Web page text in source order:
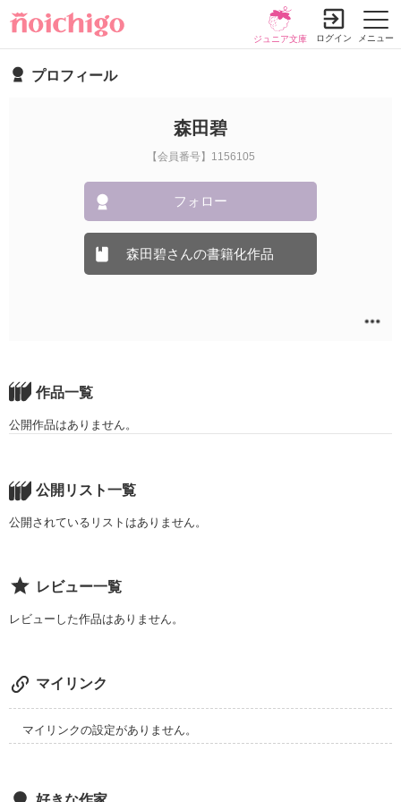
メニュー
ジュニア文庫 ログイン
プロフィール
森田碧
【会員番号】1156105
フォロー
森田碧さんの書籍化作品
作品一覧
公開作品はありません。
公開リスト一覧
公開されているリストはありません。
レビュー一覧
レビューした作品はありません。
マイリンク
マイリンクの設定がありません。